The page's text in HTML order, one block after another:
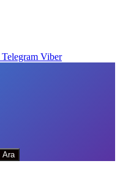
Telegram Viber